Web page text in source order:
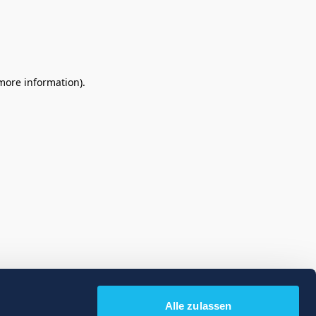
Alle zulassen
information).